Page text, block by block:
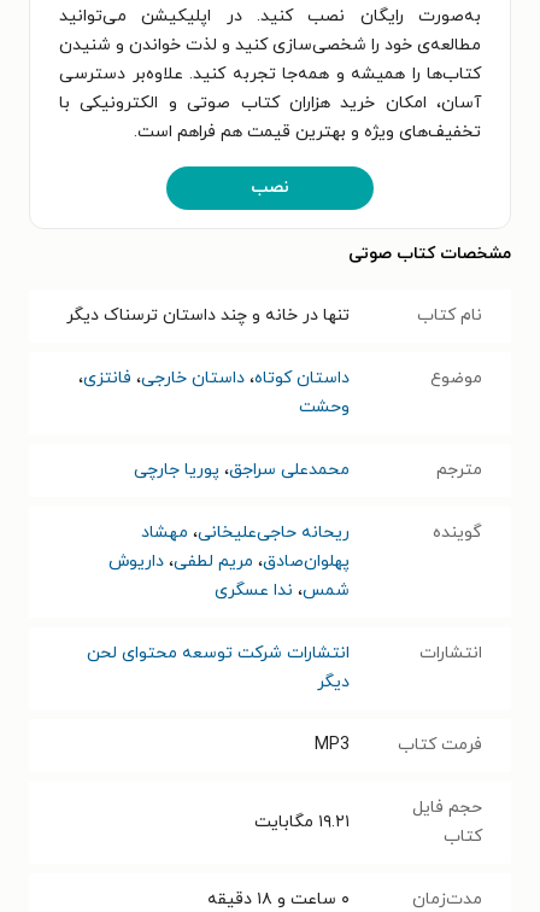
به‌صورت رایگان نصب کنید. در اپلیکیشن می‌توانید
مطالعه‌ی خود را شخصی‌سازی کنید و لذت خواندن و شنیدن
کتاب‌ها را همیشه و همه‌جا تجربه کنید. علاوه‌بر دسترسی
آسان، امکان خرید هزاران کتاب صوتی و الکترونیکی با
تخفیف‌های ویژه و بهترین قیمت هم فراهم است.
نصب
مشخصات کتاب صوتی
نام کتاب تنها در خانه و چند داستان ترسناک دیگر
موضوع داستان کوتاه، داستان خارجی، فانتزی،
وحشت
مترجم محمدعلی سراجق، پوریا جارچی
گوینده ریحانه حاجی‌علیخانی، مهشاد
پهلوان‌صادق، مریم لطفی، داریوش
شمس، ندا عسگری
انتشارات
انتشارات شرکت توسعه محتوای لحن
دیگر
فرمت کتاب MP3
حجم فایل
کتاب
۱۹.۲۱ مگابایت
مدت‌زمان ۰ ساعت و ۱۸ دقیقه